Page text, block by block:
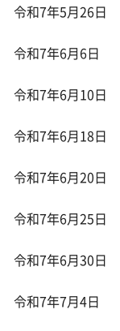
年5月26日
6月6日
年6月10日
令和7年6月18日
7年6月20日
和7年6月25日
6月30日
令和7年7月4日